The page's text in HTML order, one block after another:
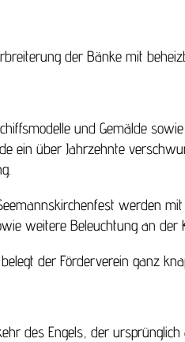
der Bänke mit
und Gemälde
ein über Jahrzehnte
werden mit
weitere Beleuchtung an der
der Förderverein ganz
des Engels, der